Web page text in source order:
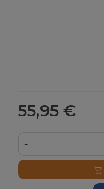
55,95 €
-